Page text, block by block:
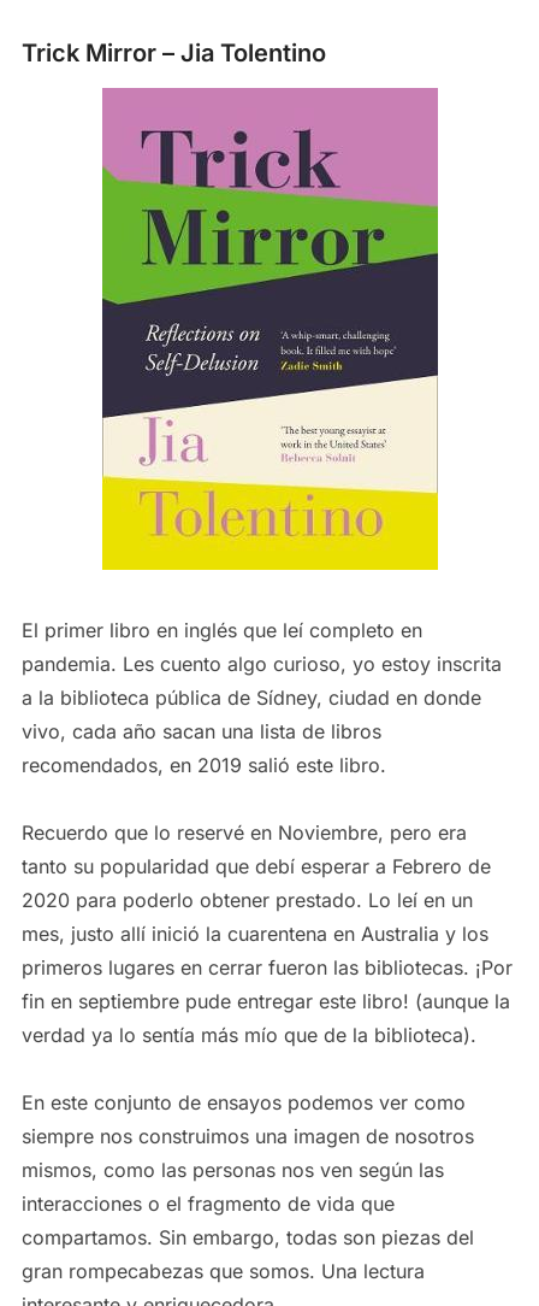
Trick Mirror – Jia Tolentino
El primer libro en inglés que leí completo en
pandemia. Les cuento algo curioso, yo estoy inscrita
a la biblioteca pública de Sídney, ciudad en donde
vivo, cada año sacan una lista de libros
recomendados, en 2019 salió este libro.
Recuerdo que lo reservé en Noviembre, pero era
tanto su popularidad que debí esperar a Febrero de
2020 para poderlo obtener prestado. Lo leí en un
mes, justo allí inició la cuarentena en Australia y los
primeros lugares en cerrar fueron las bibliotecas. ¡Por
fin en septiembre pude entregar este libro! (aunque la
verdad ya lo sentía más mío que de la biblioteca).
En este conjunto de ensayos podemos ver como
siempre nos construimos una imagen de nosotros
mismos, como las personas nos ven según las
interacciones o el fragmento de vida que
compartamos. Sin embargo, todas son piezas del
gran rompecabezas que somos. Una lectura